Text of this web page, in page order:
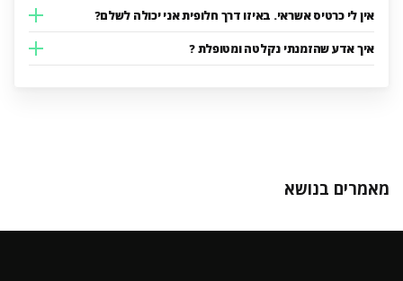
אין לי כרטיס אשראי. באיזו דרך חלופית אני יכולה לשלם?
איך אדע שהזמנתי נקלטה ומטופלת ?
מאמרים בנושא